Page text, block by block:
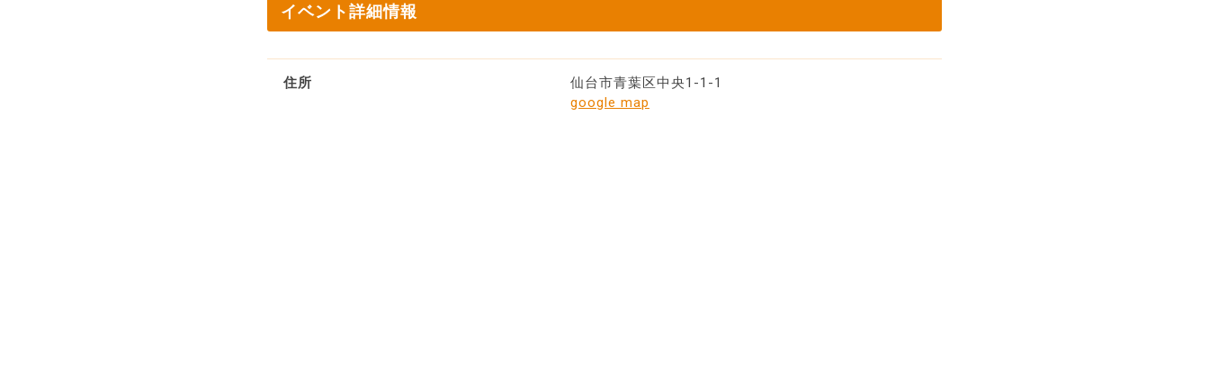
イベント詳細情報
住所
仙台市青葉区中央1-1-1
google map